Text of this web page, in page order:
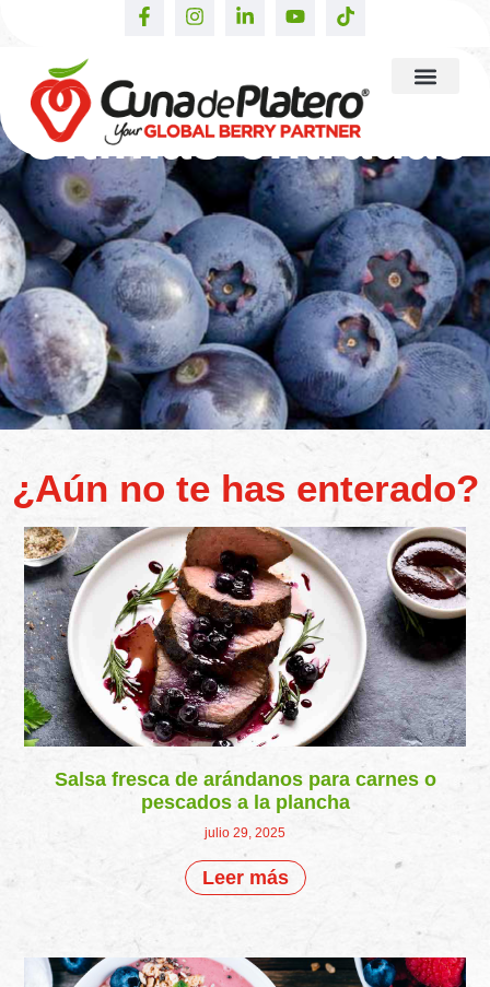
Últimas entradas
¿Aún no te has enterado?
Salsa fresca de arándanos para carnes o
pescados a la plancha
julio 29, 2025
Leer más